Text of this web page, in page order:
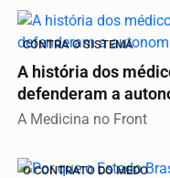
CONTRA O SISTEMA
A história dos
defenderam a
A Medicina no Front
O CONTRATO DO MEDO